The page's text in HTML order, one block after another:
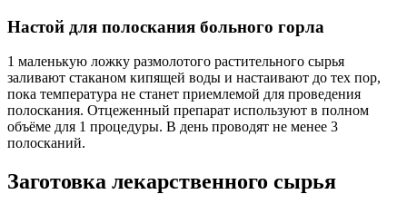
Настой для полоскания больного горла
1 маленькую ложку размолотого растительного сырья
заливают стаканом кипящей воды и настаивают до тех пор,
пока температура не станет приемлемой для проведения
полоскания. Отцеженный препарат используют в полном
объёме для 1 процедуры. В день проводят не менее 3
полосканий.
Заготовка лекарственного сырья